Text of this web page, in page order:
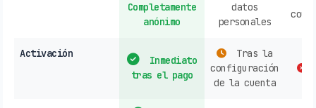
Completamente
anónimo
datos
personales
Activación
Inmediato
tras el pago
Tras la
configuración
de la cuenta